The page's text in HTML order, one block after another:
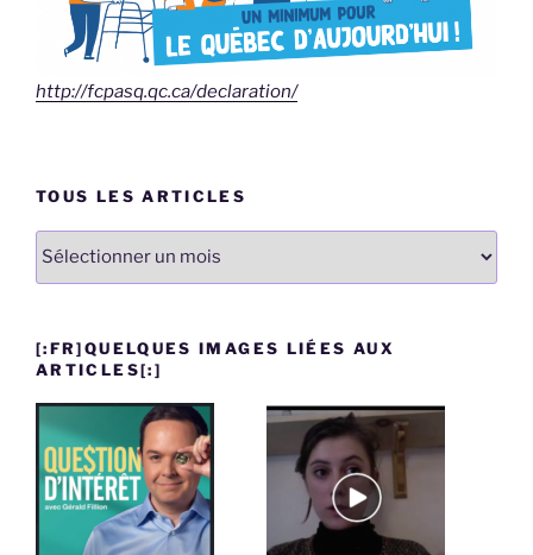
http://fcpasq.qc.ca/declaration/
TOUS LES ARTICLES
Tous
[:FR]QUELQUES IMAGES LIÉES AUX
ARTICLES[:]